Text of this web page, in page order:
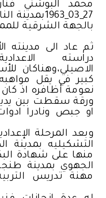
محمد البوشتي
بالجهة الشرقية
ثم عاد الى مدينته
دراسته
الاصيلي،وهناكان
كبير في يقل
نعومة أظافره اذ
ورقة سقطت بين
او جبص ونادرا
وبعد المرحلة
التشكيليه بمدينة
منها على شهادة
الجهوي بمدينة
مهنة تدريس